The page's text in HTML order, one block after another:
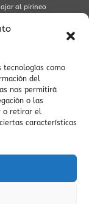
tecnologías como
del
nos permitirá
o las
o retirar el
características
al pirineo